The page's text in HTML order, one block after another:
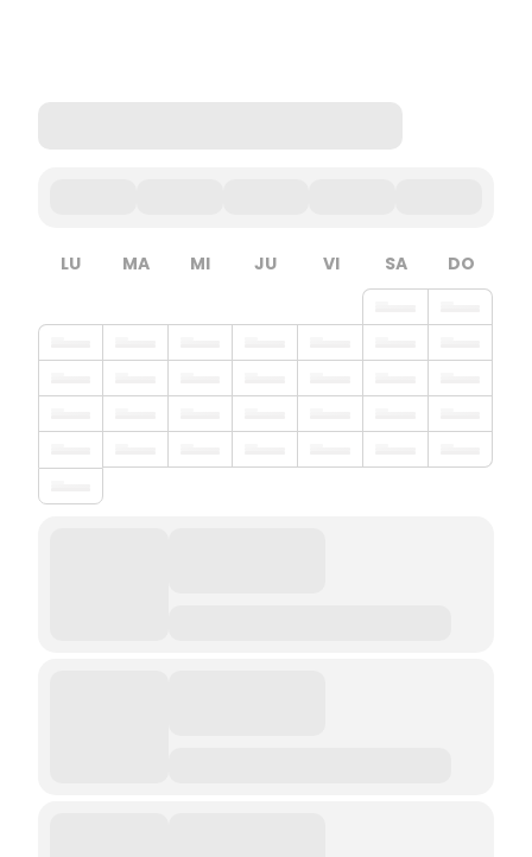
LU MA MI JU VI SA DO